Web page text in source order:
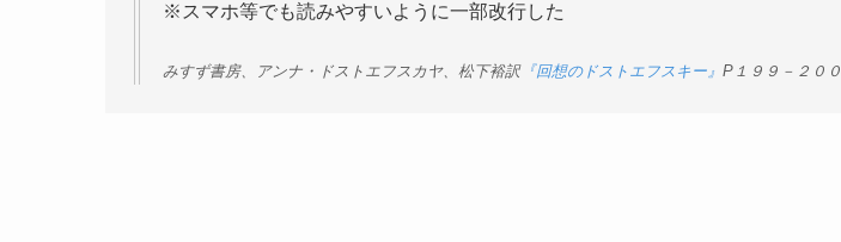
※スマホ等でも読みやすいように一部改行した
みすず書房、アンナ・ドストエフスカヤ、松下裕訳『回想のドストエフスキー』 P １９９－２００